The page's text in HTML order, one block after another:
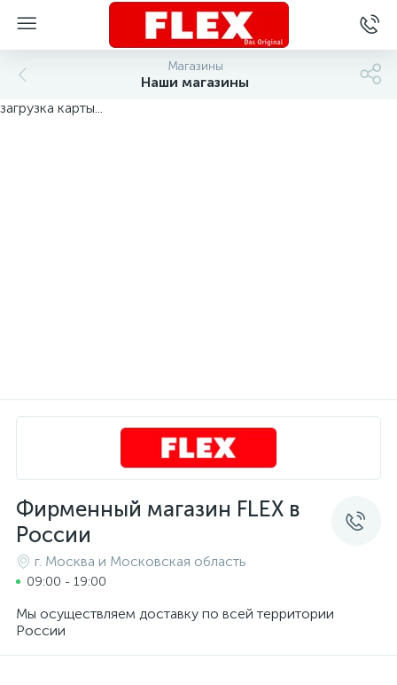
Магазины
Наши магазины
Фирменный магазин FLEX в
России
г. Москва и Московская область
09:00 - 19:00
Мы осуществляем доставку по всей территории
России
загрузка карты...